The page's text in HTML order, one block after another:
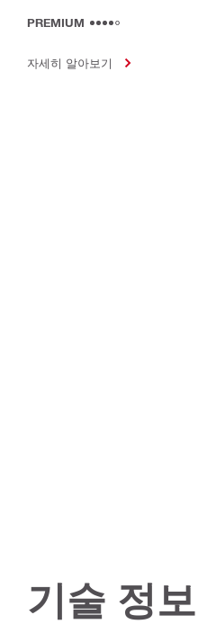
PREMIUM
자세히 알아보기
기술 정보